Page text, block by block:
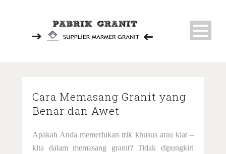
About Us
Pabrik Granit
Cara Memasang Granit yang
Benar dan Awet
Apakah Anda memerlukan trik khusus atau kiat –
kita dalam memasang granit? Tidak dipungkiri